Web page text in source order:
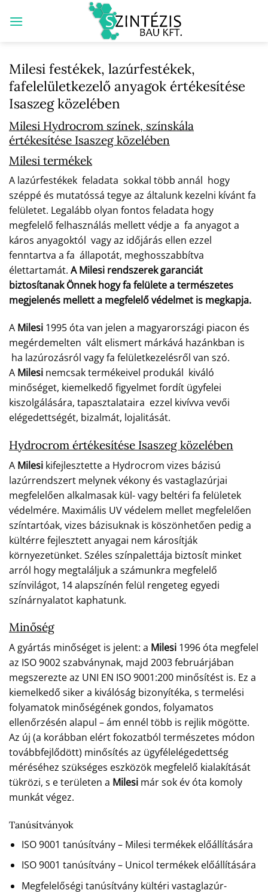
Milesi festékek, lazúrfestékek,
fafelelületkezelő anyagok értékesítése
Isaszeg közelében
Milesi Hydrocrom színek, színskála
értékesítése Isaszeg közelében
Milesi termékek
A lazúrfestékek feladata sokkal több annál hogy
széppé és mutatóssá tegye az általunk kezelni kívánt fa
felületet. Legalább olyan fontos feladata hogy
megfelelő felhasználás mellett védje a fa anyagot a
káros anyagoktól vagy az időjárás ellen ezzel
fenntartva a fa állapotát, meghosszabbítva
élettartamát. A Milesi rendszerek garanciát
biztosítanak Önnek hogy fa felülete a természetes
megjelenés mellett a megfelelő védelmet is megkapja.
A Milesi 1995 óta van jelen a magyarországi piacon és
megérdemelten vált elismert márkává hazánkban is
ha lazúrozásról vagy fa felületkezelésről van szó.
A Milesi nemcsak termékeivel produkál kiváló
minőséget, kiemelkedő figyelmet fordít ügyfelei
kiszolgálására, tapasztalataira ezzel kivívva vevői
elégedettségét, bizalmát, lojalitását.
Hydrocrom értékesítése Isaszeg közelében
A Milesi kifejlesztette a Hydrocrom vizes bázisú
lazúrrendszert melynek vékony és vastaglazúrjai
megfelelően alkalmasak kül- vagy beltéri fa felületek
védelmére. Maximális UV védelem mellet megfelelően
színtartóak, vizes bázisuknak is köszönhetően pedig a
kültérre fejlesztett anyagai nem károsítják
környezetünket. Széles színpalettája biztosít minket
arról hogy megtaláljuk a számunkra megfelelő
színvilágot, 14 alapszínén felül rengeteg egyedi
színárnyalatot kaphatunk.
Minőség
A gyártás minőséget is jelent: a Milesi 1996 óta megfelel
az ISO 9002 szabványnak, majd 2003 februárjában
megszerezte az UNI EN ISO 9001:200 minősítést is. Ez a
kiemelkedő siker a kiválóság bizonyítéka, s termelési
folyamatok minőségének gondos, folyamatos
ellenőrzésén alapul – ám ennél több is rejlik mögötte.
Az új (a korábban elért fokozatból természetes módon
továbbfejlődött) minősítés az ügyfélelégedettség
méréséhez szükséges eszközök megfelelő kialakítását
tükrözi, s e területen a Milesi már sok év óta komoly
munkát végez.
Tanúsítványok
ISO 9001 tanúsítvány – Milesi termékek előállítására
ISO 9001 tanúsítvány – Unicol termékek előállítására
Megfelelőségi tanúsítvány kültéri vastaglazúr-